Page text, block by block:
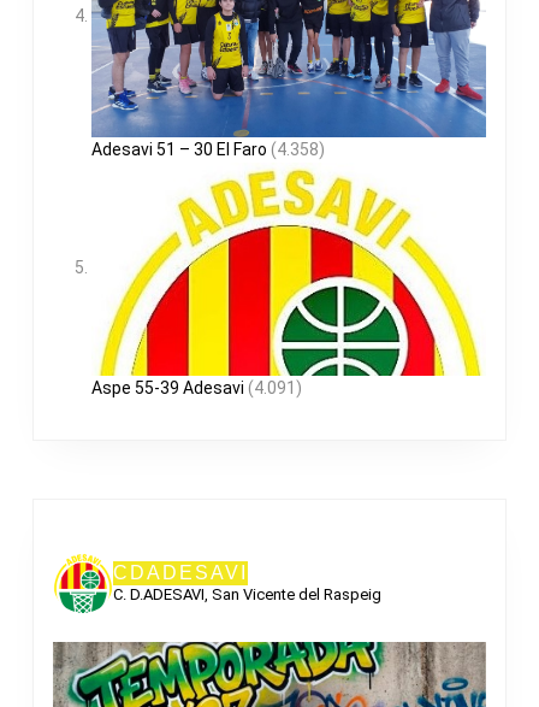
Adesavi 51 – 30 El Faro (4.358)
Aspe 55-39 Adesavi (4.091)
CDADESAVI
C. D.ADESAVI, San Vicente del Raspeig